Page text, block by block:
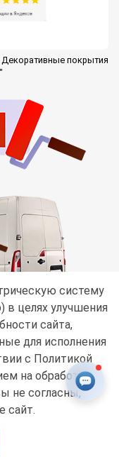
Декоративные покрытия
систему
в целях улучшения
сайта,
для исполнения
с Политикой
на обработку
не согласны,
сайт.